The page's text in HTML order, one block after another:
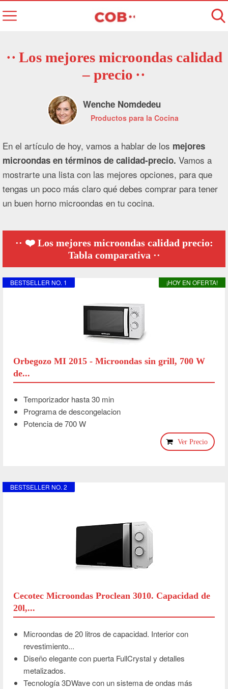
Los mejores microondas calidad
– precio
Wenche Nomdedeu
Productos para la Cocina
En el artículo de hoy, vamos a hablar de los mejores
microondas en términos de calidad-precio. Vamos a
mostrarte una lista con las mejores opciones, para que
tengas un poco más claro qué debes comprar para tener
un buen horno microondas en tu cocina.
❤️ Los mejores microondas calidad precio:
Tabla comparativa
¡HOY EN OFERTA!
BESTSELLER NO. 1
Orbegozo MI 2015 - Microondas sin grill, 700 W
de...
Temporizador hasta 30 min
Programa de descongelacion
Potencia de 700 W
Ver Precio
BESTSELLER NO. 2
Cecotec Microondas Proclean 3010. Capacidad de
20l,...
Microondas de 20 litros de capacidad. Interior con
revestimiento...
Diseño elegante con puerta FullCrystal y detalles
metalizados.
Tecnología 3DWave con un sistema de ondas más